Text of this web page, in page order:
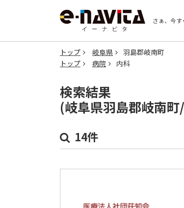
さぁ、今す
トップ 岐阜県
羽島郡岐南町
トップ
病院 内科
検索結果
(岐阜県羽島郡岐南町
14件